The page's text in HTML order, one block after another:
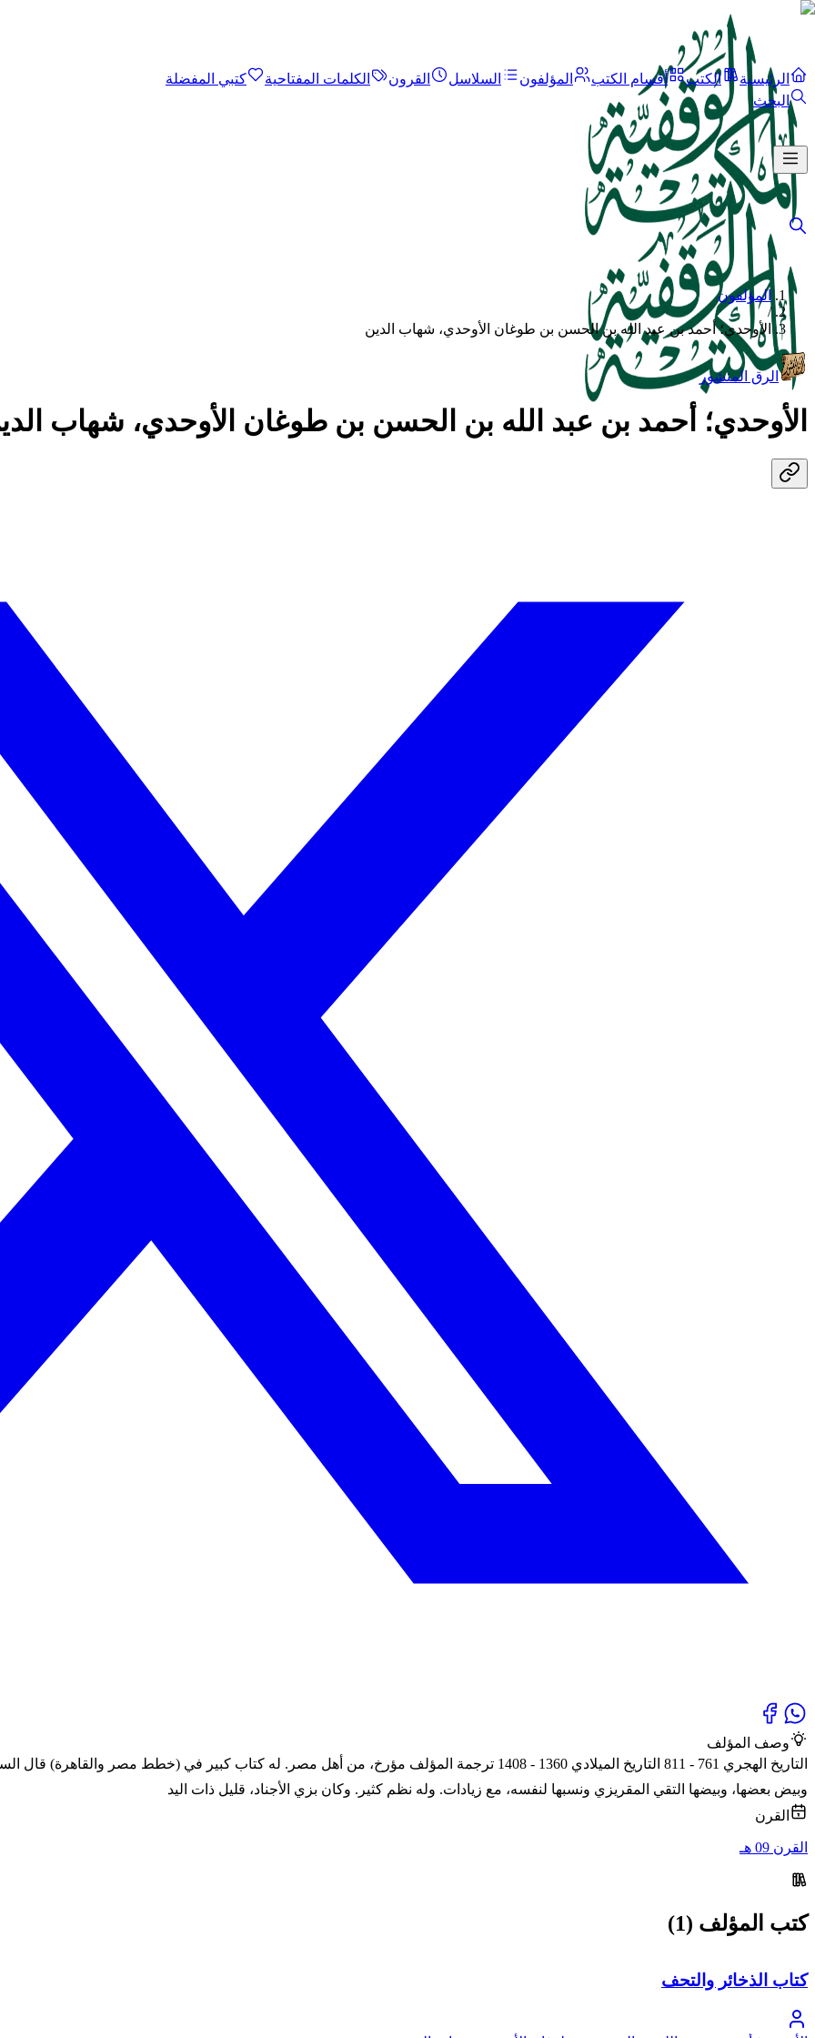
الرئيسية الكتب أقسام الكتب المؤلفون السلاسل القرون الكلمات المفتاحية
كتبي المفضلة
البحث
المؤلفون
/
الأوحدي؛ أحمد بن عبد الله بن الحسن بن طوغان الأوحدي، شهاب الدين
الرق المنشور
الأوحدي؛ أحمد بن عبد الله بن الحسن بن طوغان الأوحدي، شهاب
وصف المؤلف
التاريخ الهجري 761 - 811 التاريخ الميلادي 1360 - 1408 ترجمة المؤلف مؤرخ، من أهل مصر. له كتاب كبير في
وبيض بعضها، وبيضها التقي المقريزي ونسبها لنفسه، مع زيادات. وله نظم كثير. وكان بزي الأجناد، قليل ذات اليد
القرن
القرن 09 هـ
كتب المؤلف (1)
كتاب الذخائر والتحف